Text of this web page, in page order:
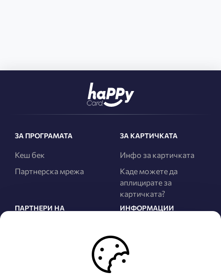
ЗА ПРОГРАМАТА
Кеш бек
Партнерска мрежа
ЗА КАРТИЧКАТА
Инфо за картичката
Каде можете да
аплицирате за
картичката?
ПАРТНЕРИ НА
ИНФОРМАЦИИ
Правила и услови
Политика за